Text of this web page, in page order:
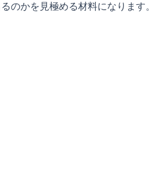
のかを見極める材料になります。